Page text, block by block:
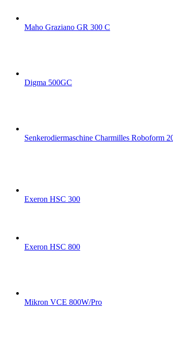
Maho Graziano GR 300 C
Digma 500GC
Senkerodiermaschine Charmilles Roboform
Exeron HSC 300
Exeron HSC 800
Mikron VCE 800W/Pro